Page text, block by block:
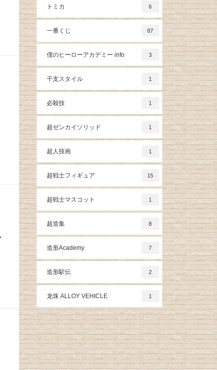
トミカ 6
一番くじ 87
僕のヒーローアカデミー info 3
干支スタイル 1
必殺技 1
超ゼンカイソリッド 1
超人技画 1
超戦士フィギュア 15
超戦士マスコット 1
超造集 8
造形Academy 7
造形駅伝 2
龙珠 ALLOY VEHICLE 1